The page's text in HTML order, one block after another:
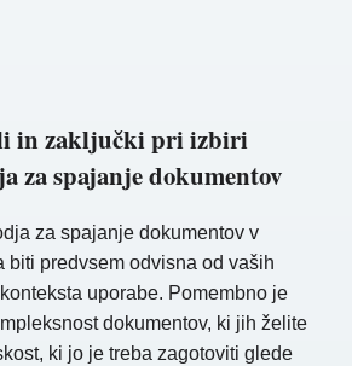
in zaključki pri izbiri
za spajanje dokumentov
za spajanje dokumentov v
biti predvsem odvisna od vaših
uporabe. Pomembno je
dokumentov, ki jih želite
ki jo je treba zagotoviti glede